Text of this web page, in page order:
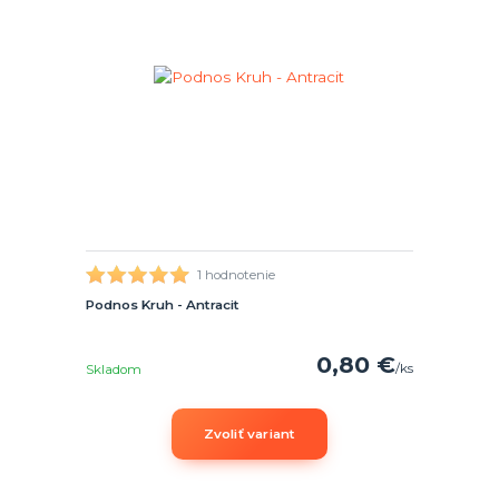
1 hodnotenie
Podnos Kruh - Antracit
0,80 €/ks
Skladom
Zvoliť variant